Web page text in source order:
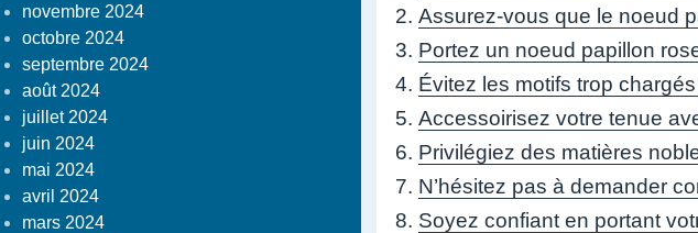
novembre 2024
octobre 2024
septembre 2024
août 2024
juillet 2024
juin 2024
mai 2024
avril 2024
mars 2024
Assurez-vous que le noeud
Portez un noeud papillon
Évitez les motifs trop
Accessoirisez votre tenue
Privilégiez des matières
N’hésitez pas à demander
Soyez confiant en portant